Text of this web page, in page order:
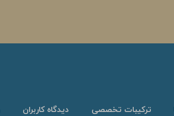
ترکیبات تخصصی دیدگاه کاربران